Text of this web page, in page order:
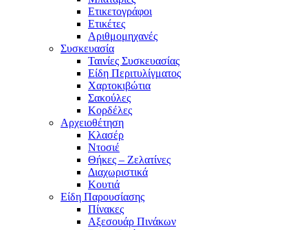
Ετικετογράφοι
Ετικέτες
Αριθμομηχανές
Συσκευασία
Ταινίες Συσκευασίας
Είδη Περιτυλίγματος
Χαρτοκιβώτια
Σακούλες
Κορδέλες
Αρχειοθέτηση
Κλασέρ
Ντοσιέ
Θήκες – Ζελατίνες
Διαχωριστικά
Κουτιά
Είδη Παρουσίασης
Πίνακες
Αξεσουάρ Πινάκων